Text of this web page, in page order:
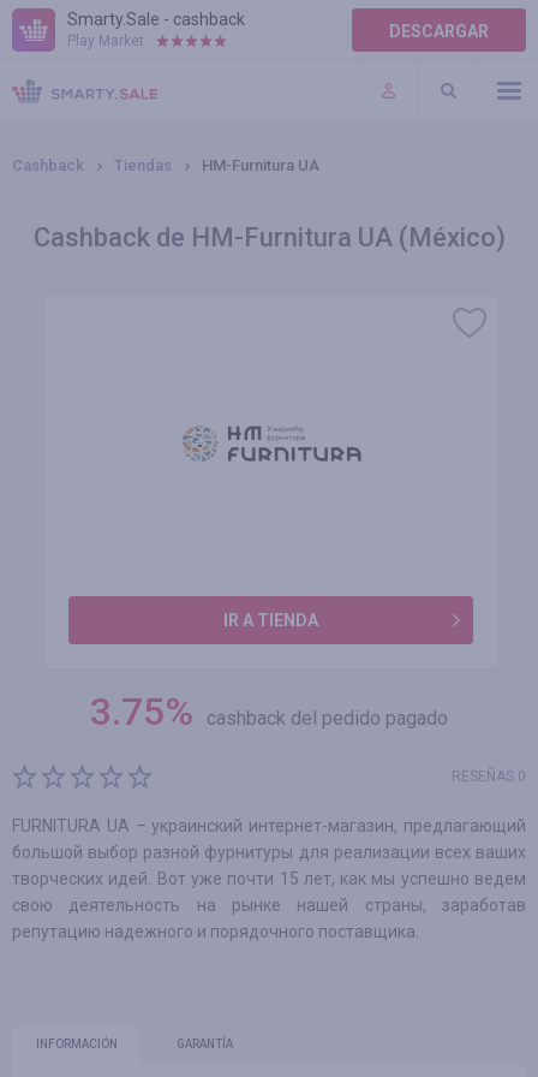
Smarty.Sale - cashback
Play Market: DESCARGAR
AYUDA
TÉRMINOS DE USO
Cashback Tiendas HM-Furnitura UA
Cashback de HM-Furnitura UA (México)
IR A TIENDA
3.75% cashback del pedido pagado
RESEÑAS 0
FURNITURA UA – украинский интернет-магазин, предлагающий
большой выбор разной фурнитуры для реализации всех ваших
творческих идей. Вот уже почти 15 лет, как мы успешно ведем
свою деятельность на рынке нашей страны, заработав
репутацию надежного и порядочного поставщика.
INFORMACIÓN GARANTÍA